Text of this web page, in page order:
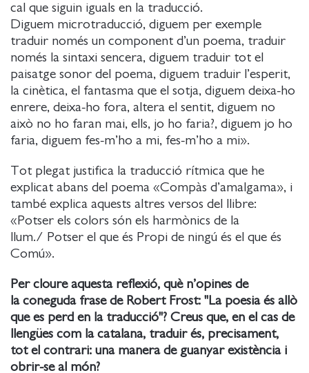
cal que siguin iguals en la traducció.
Diguem microtraducció, diguem per exemple
traduir només un component d’un poema, traduir
només la sintaxi sencera, diguem traduir tot el
paisatge sonor del poema, diguem traduir l’esperit,
la cinètica, el fantasma que el sotja, diguem deixa-ho
enrere, deixa-ho fora, altera el sentit, diguem no
això no ho faran mai, ells, jo ho faria?, diguem jo ho
faria, diguem fes-m’ho a mi, fes-m’ho a mi».
Tot plegat justifica la traducció rítmica que he
explicat abans del poema «Compàs d’amalgama», i
també explica aquests altres versos del llibre:
«Potser els colors són els harmònics de la
llum./ Potser el que és Propi de ningú és el que és
Comú».
Per cloure aquesta reflexió, què n’opines de
la coneguda frase de Robert Frost: "La poesia és allò
que es perd en la traducció"? Creus que, en el cas de
llengües com la catalana, traduir és, precisament,
tot el contrari: una manera de guanyar existència i
obrir-se al món?